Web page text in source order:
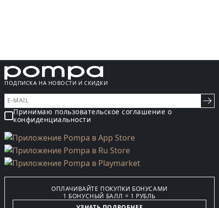
ПОДПИСКА НА НОВОСТИ И СКИДКИ
Принимаю пользовательское соглашение о
конфиденциальности
ОПЛАЧИВАЙТЕ ПОКУПКИ БОНУСАМИ
1 БОНУСНЫЙ БАЛЛ = 1 РУБЛЬ